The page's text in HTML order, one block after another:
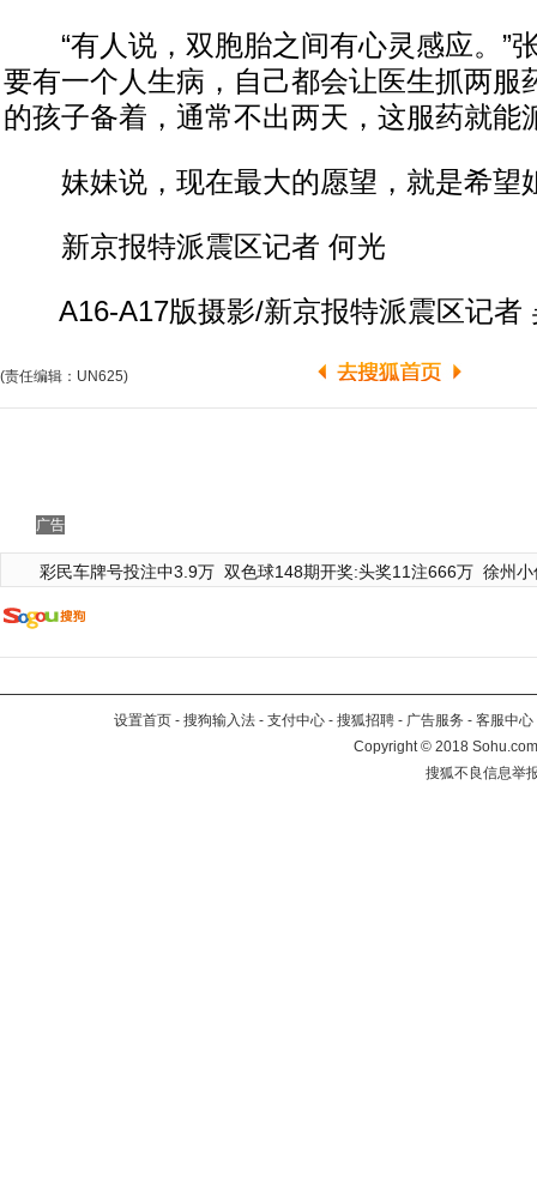
“有人说，双胞胎之间有心灵感应。”
要有一个人生病，自己都会让医生抓两服
的孩子备着，通常不出两天，这服药就能
妹妹说，现在最大的愿望，就是希望
新京报特派震区记者 何光
A16-A17版摄影/新京报特派震区记者
(责任编辑：UN625)
广告
彩民车牌号投注中3.9万 双色球148期开奖:头奖11注666万 徐州
设置首页 - 搜狗输入法 - 支付中心 - 搜狐招聘 - 广告服务 - 客服中心
Copyright©2018
搜狐不良信息举